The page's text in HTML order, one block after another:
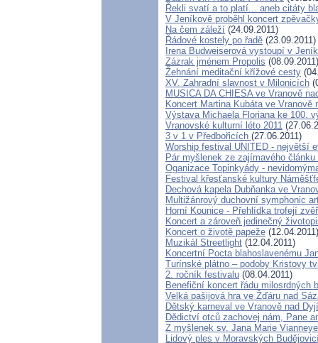
Řekli svatí a to platí... aneb citáty
V Jeníkově proběhl koncert
Na čem záleží (24.09.2011)
Řádové kostely po řadě (23.09.2011)
Irena Budweiserová vystoupí v
Zázrak jménem Propolis (08.09.2011)
Žehnání meditační křížové cesty
XV. Zahradní slavnost v Milonicích
MUSICA DA CHIESA ve Vranově
Koncert Martina Kubáta ve Vranově
Výstava Michaela Floriana ke 100.
Vranovské kulturní léto 2011
3 v 1 v Předbořicích (27.06.2011)
Worship festival UNITED - největší
Pár myšlenek ze zajímavého
Oganizace Topinkyády -
Festival křesťanské kultury
Dechová kapela Dubňanka ve
Multižánrový duchovní symphonic
Horní Kounice - Přehlídka trofejí
Koncert a zároveň jedinečný
Koncert o životě papeže (12.04.2011)
Muzikál Streetlight (12.04.2011)
Koncertní Pocta blahoslavenému
Turínské plátno – podoby Kristovy
2. ročník festivalu (08.04.2011)
Benefiční koncert řádu milosrdných
Velká pašijová hra ve Žďáru nad
Dětský karneval ve Vranově nad
Dědictví otců zachovej nám, Pane
Z myšlenek sv. Jana Marie Vianneye
Lidový ples v Moravských